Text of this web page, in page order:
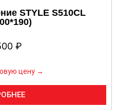
STYLE S510CL
₽
цену →